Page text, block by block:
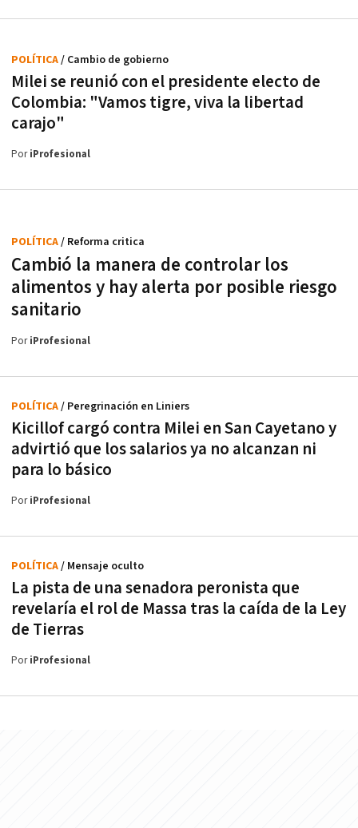
Milei se reunió con el presidente electo de
Colombia: "Vamos tigre, viva la libertad
carajo"
POLÍTICA/ Cambio de gobierno
PoriProfesional
Cambió la manera de controlar los
alimentos y hay alerta por posible riesgo
sanitario
POLÍTICA/ Reforma critica
PoriProfesional
Kicillof cargó contra Milei en San Cayetano y
advirtió que los salarios ya no alcanzan ni
para lo básico
POLÍTICA/ Peregrinación en Liniers
PoriProfesional
La pista de una senadora peronista que
revelaría el rol de Massa tras la caída de la Ley
de Tierras
POLÍTICA/ Mensaje oculto
PoriProfesional